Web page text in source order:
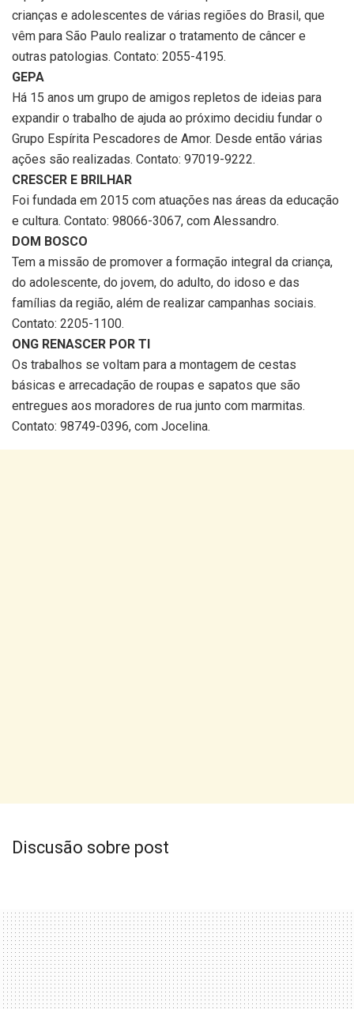
crianças e adolescentes de várias regiões do Brasil, que
vêm para São Paulo realizar o tratamento de câncer e
outras patologias. Contato: 2055-4195.
GEPA
Há 15 anos um grupo de amigos repletos de ideias para
expandir o trabalho de ajuda ao próximo decidiu fundar o
Grupo Espírita Pescadores de Amor. Desde então várias
ações são realizadas. Contato: 97019-9222.
CRESCER E BRILHAR
Foi fundada em 2015 com atuações nas áreas da educação
e cultura. Contato: 98066-3067, com Alessandro.
DOM BOSCO
Tem a missão de promover a formação integral da criança,
do adolescente, do jovem, do adulto, do idoso e das
famílias da região, além de realizar campanhas sociais.
Contato: 2205-1100.
ONG RENASCER POR TI
Os trabalhos se voltam para a montagem de cestas
básicas e arrecadação de roupas e sapatos que são
entregues aos moradores de rua junto com marmitas.
Contato: 98749-0396, com Jocelina.
Discusão sobre post